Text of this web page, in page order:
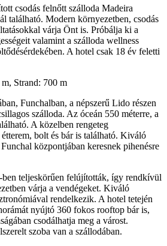
csodás felnőtt szálloda Madeira
található. Modern környezetben, csodás
várja Önt is. Próbálja ki a
valamint a szálloda wellness
A hotel csak 18 év feletti
Strand: 700 m
Funchalban, a népszerű Lido részen
szálloda. Az óceán 550 méterre, a
A közelben rengeteg
bolt és bár is található. Kiváló
központjában keresnek pihenésre
ben teljeskörűen felújították, így rendkívül
várja a vendégeket. Kiváló
rendelkezik. A hotel tetején
nyújtó 360 fokos rooftop bár is,
csodálhatja meg a várost.
szoba van a szállodában.